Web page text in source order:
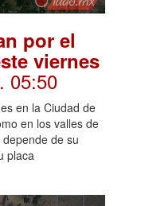
por el
viernes
. 05:50
en la Ciudad de
en los valles de
de su
placa